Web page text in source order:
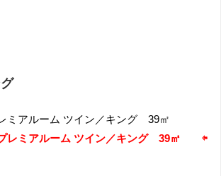
ミアルーム ツイン／キング 39㎡
レミアルーム ツイン／キング 39㎡
⇦